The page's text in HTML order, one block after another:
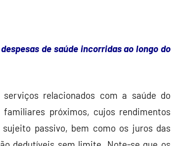
de saúde incorridas ao longo do
relacionados com a saúde do
próximos, cujos rendimentos
passivo, bem como os juros das